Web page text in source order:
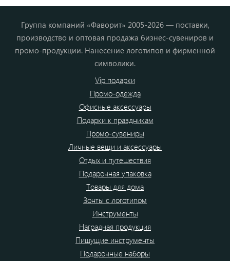
Группа компаний «Фаворит» 2005-2026 — поставки,
производство и оптовая продажа бизнес-сувениров и
промо-продукции. Нанесение логотипов и фирменной
символики.
Vip подарки
Промо-одежда
Офисные аксессуары
Подарки к праздникам
Промо-сувениры
Личные вещи и аксессуары
Отдых и путешествия
Подарочная упаковка
Товары для дома
Зонты с логотипом
Инструменты
Наградная продукция
Пишущие инструменты
Подарочные наборы